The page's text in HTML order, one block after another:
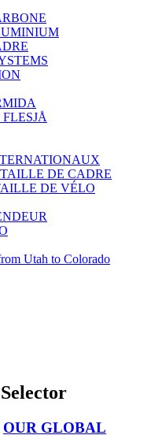
DE CADRE
DE VÉLO
Utah to Colorado
OUR GLOBAL